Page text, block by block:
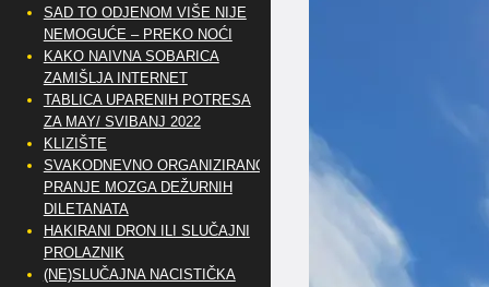
SAD TO ODJENOM VIŠE NIJE
NEMOGUĆE – PREKO NOĆI
KAKO NAIVNA SOBARICA
ZAMIŠLJA INTERNET
TABLICA UPARENIH POTRESA
ZA MAY/ SVIBANJ 2022
KLIZIŠTE
SVAKODNEVNO ORGANIZIRANO
PRANJE MOZGA DEŽURNIH
DILETANATA
HAKIRANI DRON ILI SLUČAJNI
PROLAZNIK
(NE)SLUČAJNA NACISTIČKA